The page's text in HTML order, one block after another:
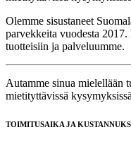
Olemme sisustaneet
parvekkeita vuodesta
tuotteisiin ja palveluumme.
Autamme sinua mielellään
mietityttävissä
TOIMITUSAIKA JA